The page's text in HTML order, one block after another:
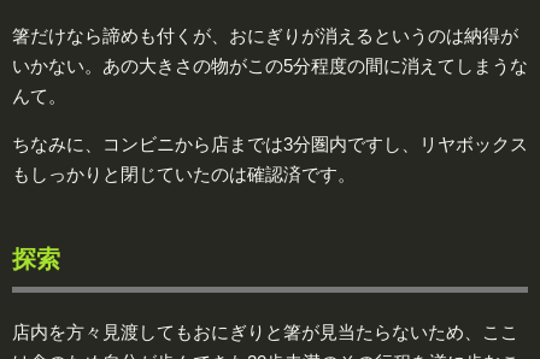
箸だけなら諦めも付くが、おにぎりが消えるというのは納得が
いかない。あの大きさの物がこの5分程度の間に消えてしまうな
んて。
ちなみに、コンビニから店までは3分圏内ですし、リヤボックス
もしっかりと閉じていたのは確認済です。
探索
店内を方々見渡してもおにぎりと箸が見当たらないため、ここ